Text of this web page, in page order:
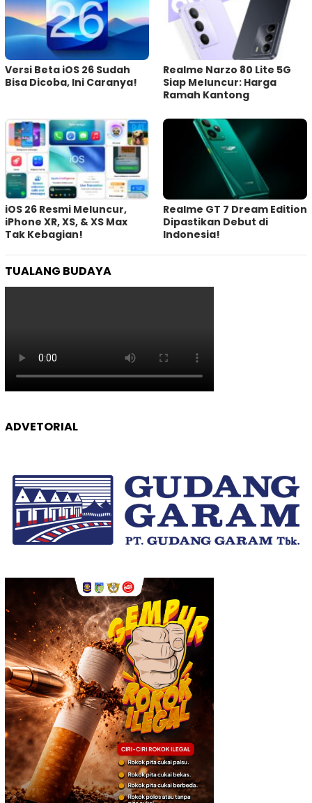
Versi Beta iOS 26 Sudah
Bisa Dicoba, Ini Caranya!
Realme Narzo 80 Lite 5G
Siap Meluncur: Harga
Ramah Kantong
iOS 26 Resmi Meluncur,
iPhone XR, XS, & XS Max
Tak Kebagian!
Realme GT 7 Dream Edition
Dipastikan Debut di
Indonesia!
TUALANG BUDAYA
ADVETORIAL